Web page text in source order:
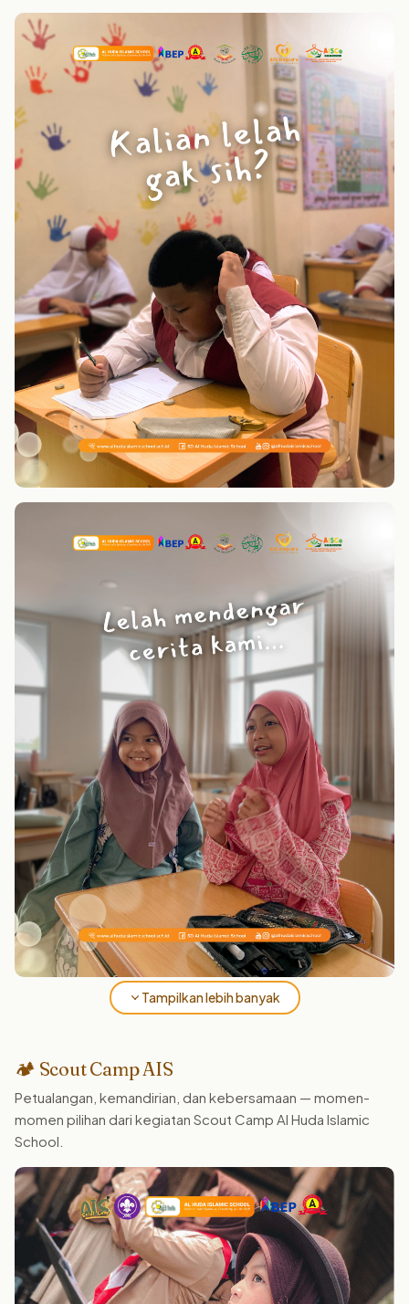
Tampilkan lebih banyak
🏕️ Scout Camp AIS
Petualangan, kemandirian, dan kebersamaan — momen-
momen pilihan dari kegiatan Scout Camp Al Huda Islamic
School.